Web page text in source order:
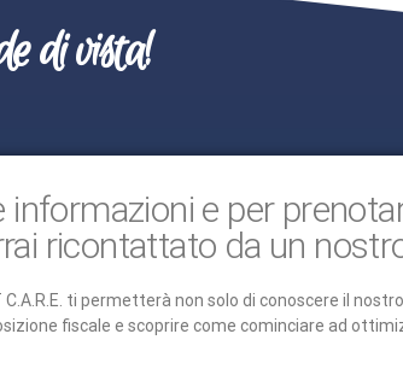
di vista!
e per
ricontattato da un
C.A.R.E. ti permetterà non solo di conoscere il nostro
fiscale e scoprire come cominciare ad